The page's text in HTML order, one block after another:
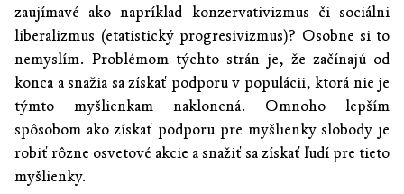
zaujímavé ako napríklad konzervativizmus či sociálni
liberalizmus (etatistický progresivizmus)? Osobne si to
nemyslím. Problémom týchto strán je, že začínajú od
konca a snažia sa získať podporu v populácii, ktorá nie je
týmto myšlienkam naklonená. Omnoho lepším
spôsobom ako získať podporu pre myšlienky slobody je
robiť rôzne osvetové akcie a snažiť sa získať ľudí pre tieto
myšlienky.